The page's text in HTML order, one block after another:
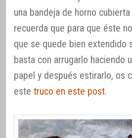
una bandeja de horno
recuerda que para que éste
que se quede bien extendido
basta con arrugarlo haciendo
papel y después estirarlo, os
este truco en este post.